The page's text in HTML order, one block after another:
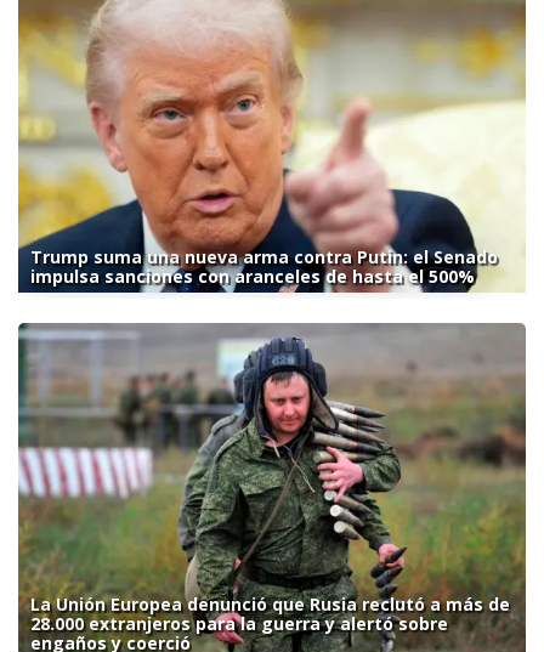
Trump suma una nueva arma contra Putin: el Senado
impulsa sanciones con aranceles de hasta el 500%
La Unión Europea denunció que Rusia reclutó a más de
28.000 extranjeros para la guerra y alertó sobre
engaños y coerció